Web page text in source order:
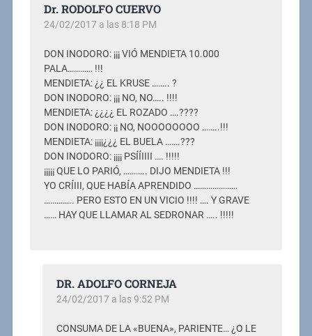
Dr. RODOLFO CUERVO
24/02/2017 a las 8:18 PM
DON INODORO: ¡¡¡ VIÓ MENDIETA 10.000
PALA………… !!!
MENDIETA: ¿¿ EL KRUSE …….. ?
DON INODORO: ¡¡¡ NO, NO….. !!!!
MENDIETA: ¿¿¿¿ EL ROZADO ….????
DON INODORO: ¡¡ NO, NOOOOOOOO ……..!!!
MENDIETA: ¡¡¡¡¿¿¿ EL BUELA …….???
DON INODORO: ¡¡¡¡ PSÍÍIIII …. !!!!!
¡¡¡¡¡ QUE LO PARIÓ, ……….. DIJO MENDIETA !!!
YO CRÍIII, QUE HABÍA APRENDIDO …………………
………….. PERO ESTO EN UN VICIO !!!! …. Y GRAVE
…… HAY QUE LLAMAR AL SEDRONAR ….. !!!!!
DR. ADOLFO CORNEJA
24/02/2017 a las 9:52 PM
CONSUMA DE LA «BUENA», PARIENTE… ¿O LE